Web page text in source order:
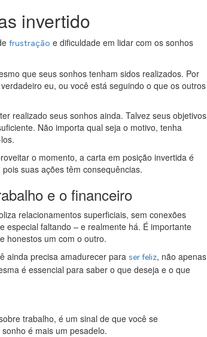
invertido
frustração e dificuldade em lidar com os sonhos
que seus sonhos tenham sidos realizados. Por
eu, ou você está seguindo o que os outros
realizado seus sonhos ainda. Talvez seus objetivos
Não importa qual seja o motivo, tenha
o momento, a carta em posição invertida é
suas ações têm consequências.
e o financeiro
relacionamentos superficiais, sem conexões
especial faltando – e realmente há. É importante
honestos um com o outro.
ainda precisa amadurecer para ser feliz, não apenas
é essencial para saber o que deseja e o que
trabalho, é um sinal de que você se
é mais um pesadelo.